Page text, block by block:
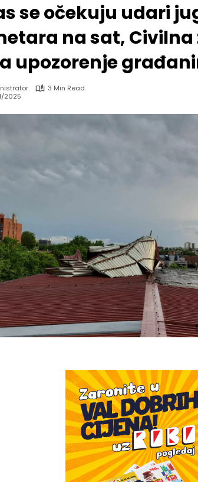
se očekuju udari
na sat, Civilna
upozorenje
3 Min Read
2025